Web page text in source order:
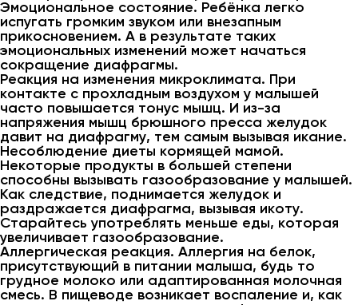
Эмоциональное состояние. Ребёнка легко
испугать громким звуком или внезапным
прикосновением. А в результате таких
эмоциональных изменений может начаться
сокращение диафрагмы.
Реакция на изменения микроклимата. При
контакте с прохладным воздухом у малышей
часто повышается тонус мышц. И из-за
напряжения мышц брюшного пресса желудок
давит на диафрагму, тем самым вызывая икание.
Несоблюдение диеты кормящей мамой.
Некоторые продукты в большей степени
способны вызывать газообразование у малышей.
Как следствие, поднимается желудок и
раздражается диафрагма, вызывая икоту.
Старайтесь употреблять меньше еды, которая
увеличивает газообразование.
Аллергическая реакция. Аллергия на белок,
присутствующий в питании малыша, будь то
грудное молоко или адаптированная молочная
смесь. В пищеводе возникает воспаление и, как